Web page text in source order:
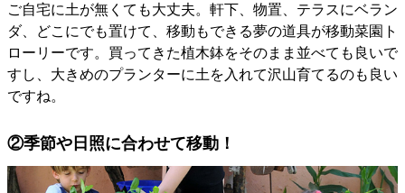
ご自宅に土が無くても大丈夫。軒下、物置、テラスにベラン
ダ、どこにでも置けて、移動もできる夢の道具が移動菜園ト
ローリーです。買ってきた植木鉢をそのまま並べても良いで
すし、大きめのプランターに土を入れて沢山育てるのも良い
ですね。
②季節や日照に合わせて移動！